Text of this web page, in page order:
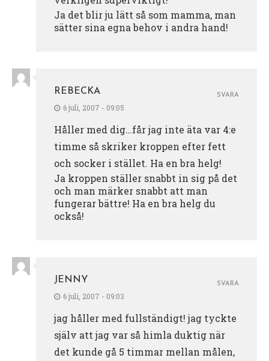
Ja det blir ju lätt så som mamma, man
sätter sina egna behov i andra hand!
REBECKA
6 juli, 2007 - 09:05
Håller med dig…får jag inte äta var 4:e
timme så skriker kroppen efter fett
och socker i stället. Ha en bra helg!
Ja kroppen ställer snabbt in sig på det
och man märker snabbt att man
fungerar bättre! Ha en bra helg du
också!
SVARA
JENNY
6 juli, 2007 - 09:03
jag håller med fullständigt! jag tyckte
själv att jag var så himla duktig när
det kunde gå 5 timmar mellan målen,
SVARA